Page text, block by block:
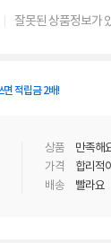
잘못된 상품정보가
면 적립금 2배!
상품 만족해
가격
합리적
배송
빨라요